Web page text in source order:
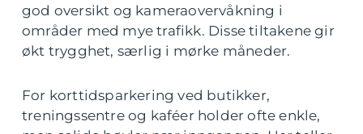
god oversikt og kameraovervåkning i
områder med mye trafikk. Disse tiltakene gir
økt trygghet, særlig i mørke måneder.
For korttidsparkering ved butikker,
treningssentre og kaféer holder ofte enkle,